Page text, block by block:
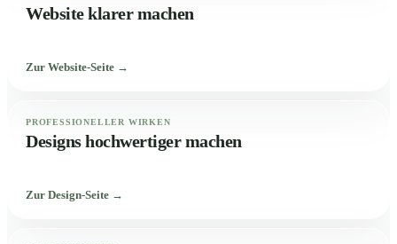
Website klarer machen
Zur Website-Seite →
PROFESSIONELLER WIRKEN
Designs hochwertiger machen
Zur Design-Seite →